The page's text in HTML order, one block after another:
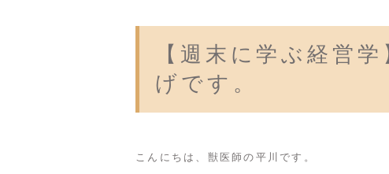
【週末に学ぶ経営
げです。
こんにちは、獣医師の平川です。